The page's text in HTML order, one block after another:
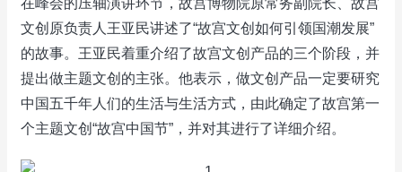
在峰会的压轴演讲环节，故宫博物院原常务副院长、故宫
文创原负责人王亚民讲述了“故宫文创如何引领国潮发展”
的故事。王亚民着重介绍了故宫文创产品的三个阶段，并
提出做主题文创的主张。他表示，做文创产品一定要研究
中国五千年人们的生活与生活方式，由此确定了故宫第一
个主题文创“故宫中国节”，并对其进行了详细介绍。